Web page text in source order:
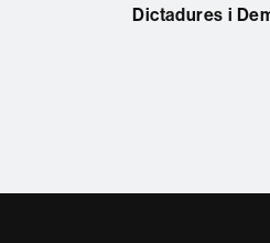
Dictadures i